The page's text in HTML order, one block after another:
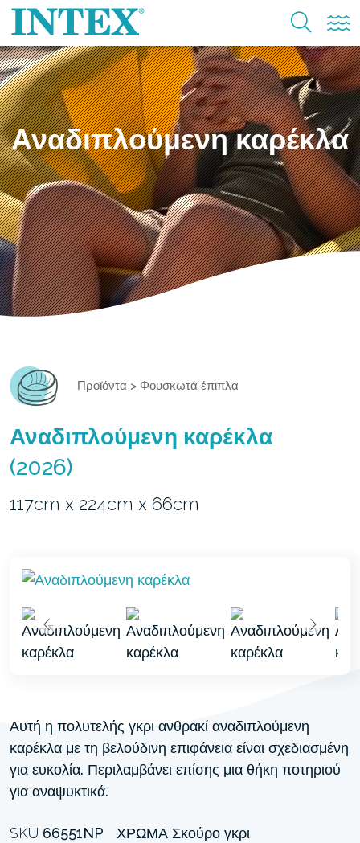
Αναδιπλούμενη καρέκλα
Προϊόντα > Φουσκωτά έπιπλα
Αναδιπλούμενη καρέκλα
(2026)
117cm x 224cm x 66cm
Αυτή η πολυτελής γκρι ανθρακί αναδιπλούμενη
καρέκλα με τη βελούδινη επιφάνεια είναι σχεδιασμένη
για ευκολία. Περιλαμβάνει επίσης μια θήκη ποτηριού
για αναψυκτικά.
SKU 66551NP ΧΡΏΜΑ Σκούρο γκρι